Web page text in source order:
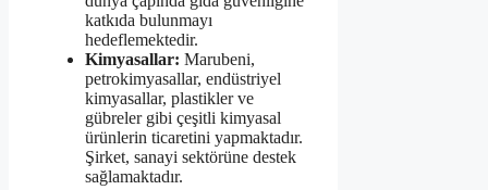
katkıda bulunmayı
hedeflemektedir.
Kimyasallar: Marubeni,
petrokimyasallar, endüstriyel
kimyasallar, plastikler ve
gübreler gibi çeşitli kimyasal
ürünlerin ticaretini yapmaktadır.
Şirket, sanayi sektörüne destek
sağlamaktadır.